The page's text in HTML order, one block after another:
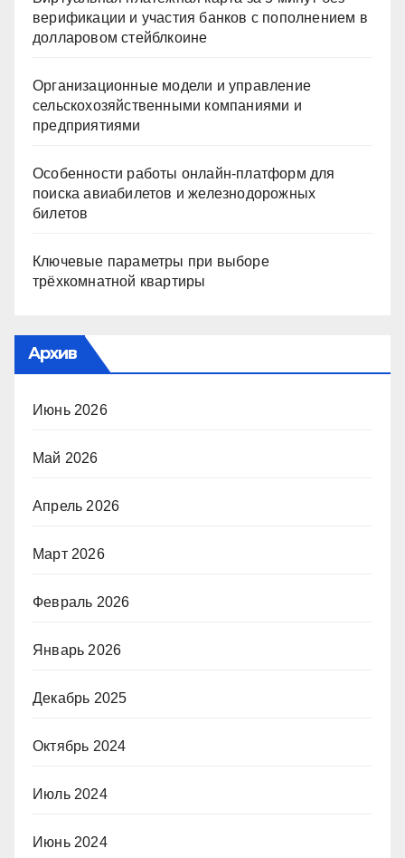
верификации и участия банков с пополнением в
долларовом стейблкоине
Организационные модели и управление
сельскохозяйственными компаниями и
предприятиями
Особенности работы онлайн-платформ для
поиска авиабилетов и железнодорожных
билетов
Ключевые параметры при выборе
трёхкомнатной квартиры
Архив
Июнь 2026
Май 2026
Апрель 2026
Март 2026
Февраль 2026
Январь 2026
Декабрь 2025
Октябрь 2024
Июль 2024
Июнь 2024